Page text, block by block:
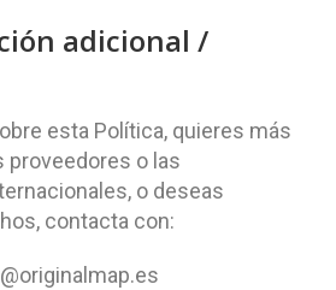
adicional /
esta Política, quieres más
proveedores o las
o deseas
contacta con: